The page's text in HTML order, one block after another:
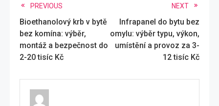
Read
more
articles
PREVIOUS
Bioethanolový krb v bytě
bez komína: výběr,
montáž a bezpečnost do
2-20 tisíc Kč
NEXT
Infrapanel do bytu bez
omylu: výběr typu, výkon,
umístění a provoz za 3-
12 tisíc Kč